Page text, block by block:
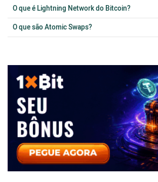
O que é Lightning Network do Bitcoin?
O que são Atomic Swaps?